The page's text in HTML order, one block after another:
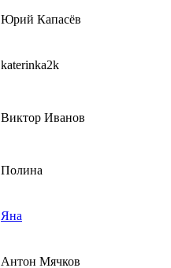
Юрий Капасёв
katerinka2k
Виктор Иванов
Полина
Яна
Антон Мячков